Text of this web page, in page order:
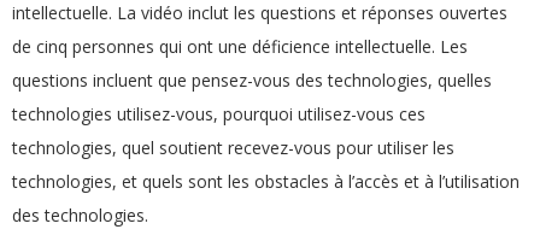
intellectuelle. La vidéo inclut les questions et réponses ouvertes
de cinq personnes qui ont une déficience intellectuelle. Les
questions incluent que pensez-vous des technologies, quelles
technologies utilisez-vous, pourquoi utilisez-vous ces
technologies, quel soutient recevez-vous pour utiliser les
technologies, et quels sont les obstacles à l’accès et à l’utilisation
des technologies.